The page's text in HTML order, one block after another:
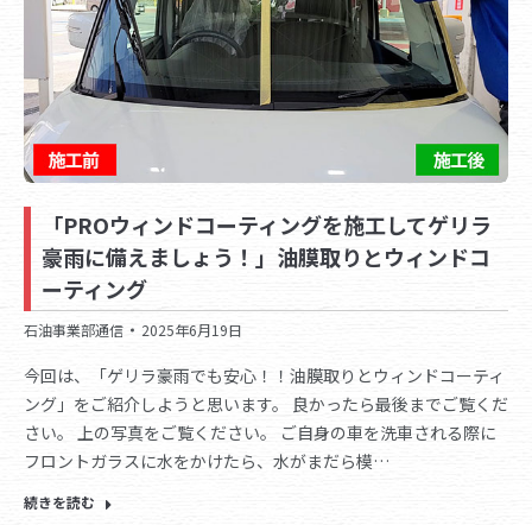
「PROウィンドコーティングを施工してゲリラ
豪雨に備えましょう！」油膜取りとウィンドコ
ーティング
石油事業部通信 2025年6月19日
今回は、「ゲリラ豪雨でも安心！！油膜取りとウィンドコーティ
ング」をご紹介しようと思います。 良かったら最後までご覧くだ
さい。 上の写真をご覧ください。 ご自身の車を洗車される際に
フロントガラスに水をかけたら、水がまだら模…
続きを読む